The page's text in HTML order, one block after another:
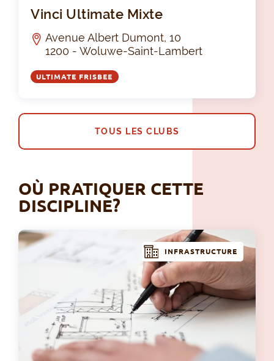
Vinci Ultimate Mixte
Avenue Albert Dumont, 10
1200 - Woluwe-Saint-Lambert
ULTIMATE FRISBEE
TOUS LES CLUBS
OÙ PRATIQUER CETTE
DISCIPLINE?
INFRASTRUCTURE